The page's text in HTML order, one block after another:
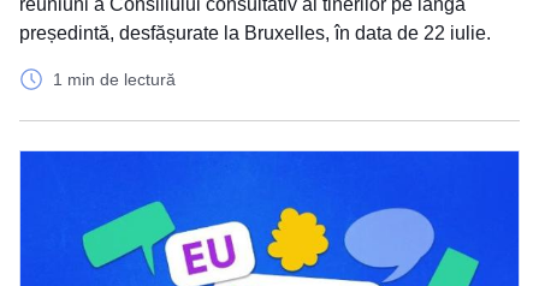
reuniuni a Consiliului consultativ al tinerilor pe lângă
președintă, desfășurate la Bruxelles, în data de 22 iulie.
1 min de lectură